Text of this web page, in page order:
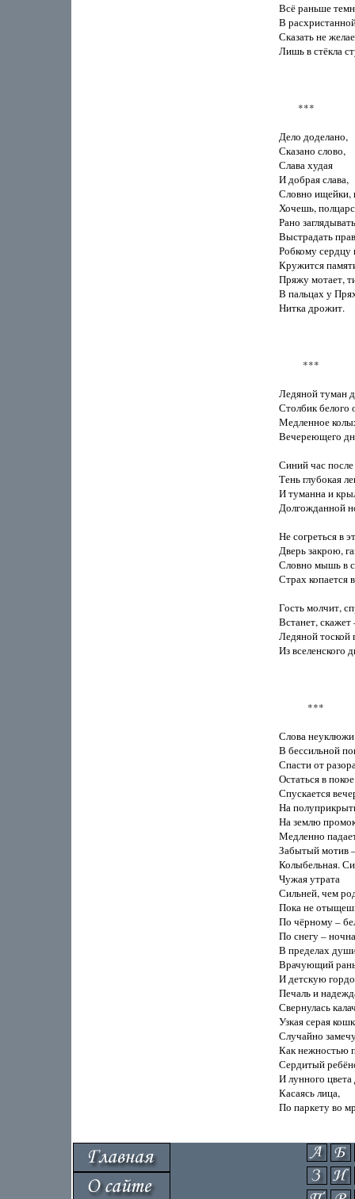
Всё раньше
В
Сказать не
Лишь в стёкла
        ***
Дело доделано,
Сказано слово,
Слава худая
И добрая слава,
Словно ищейки,
Хочешь,
Рано
Выстрадать
Робкому сердцу
Кружится
Пряжу мотает,
В пальцах у
Нитка дрожит.
          ***
Ледяной туман
Столбик белого
Медленное
Вечереющего
Синий час после
Тень глубокая
И туманна и
Долгожданной
Не согреться в
Дверь закрою,
Словно мышь в
Страх копается
Гость молчит,
Встанет,
Ледяной тоской
Из вселенского
            ***
Слова неуклюжи
В бессильной
Спасти от
Остаться в
Спускается
На
На землю
Медленно
Забытый мотив
Колыбельная.
Чужая утрата
Сильней, чем
Пока не отыщешь
По чёрному –
По снегу –
В пределах
Врачующий
И детскую
Печаль и
Свернулась
Узкая серая
Случайно
Как нежностью
Сердитый
И лунного
Касаясь лица,
По паркету во